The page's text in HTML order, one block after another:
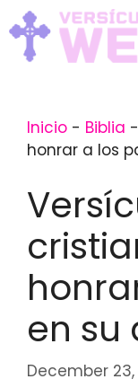
Skip
to
content
Inicio - Biblia -
honrar a los
en su
December 23,